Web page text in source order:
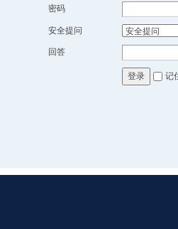
密码
安全提问
回答
登录 记